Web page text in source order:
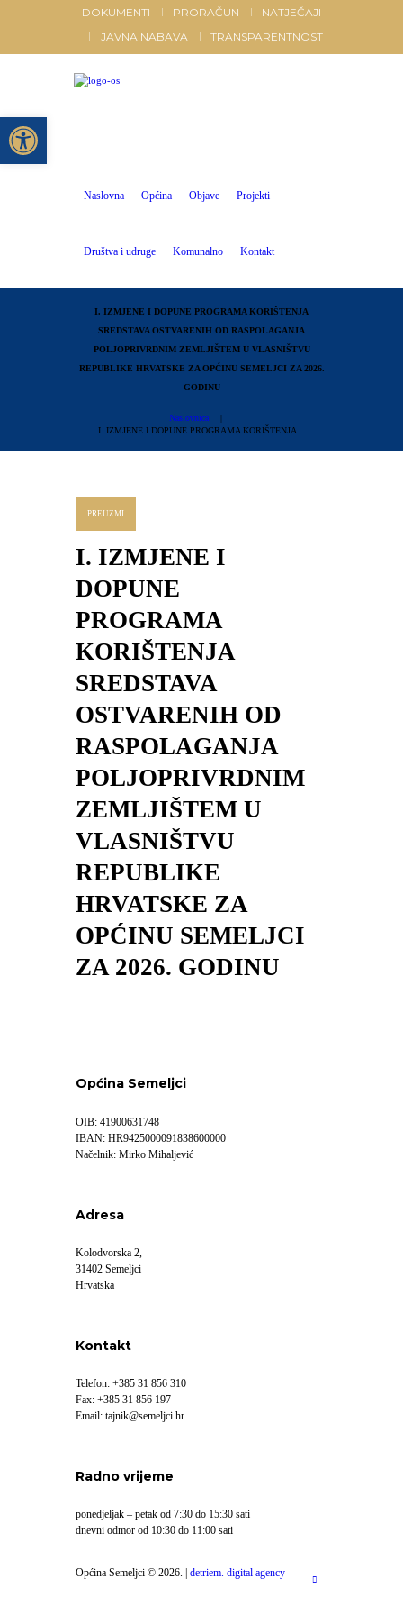
DOKUMENTI PRORAČUN
NATJEČAJI
JAVNA NABAVA
TRANSPARENTNOST
Naslovna Općina Objave Projekti
Društva i udruge Komunalno Kontakt
I. IZMJENE I DOPUNE PROGRAMA KORIŠTENJA
SREDSTAVA OSTVARENIH OD RASPOLAGANJA
POLJOPRIVRDNIM ZEMLJIŠTEM U VLASNIŠTVU
REPUBLIKE HRVATSKE ZA OPĆINU SEMELJCI ZA 2026.
GODINU
Naslovnica
I. IZMJENE I DOPUNE PROGRAMA KORIŠTENJA...
PREUZMI
I. IZMJENE I
DOPUNE
PROGRAMA
KORIŠTENJA
SREDSTAVA
OSTVARENIH OD
RASPOLAGANJA
POLJOPRIVRDNIM
ZEMLJIŠTEM U
VLASNIŠTVU
REPUBLIKE
HRVATSKE ZA
OPĆINU SEMELJCI
ZA 2026. GODINU
Općina Semeljci
OIB: 41900631748
IBAN: HR9425000091838600000
Načelnik: Mirko Mihaljević
Adresa
Kolodvorska 2,
31402 Semeljci
Hrvatska
Kontakt
Telefon: +385 31 856 310
Fax: +385 31 856 197
Email: tajnik@semeljci.hr
Radno vrijeme
ponedjeljak – petak od 7:30 do 15:30 sati
dnevni odmor od 10:30 do 11:00 sati
Općina Semeljci © 2026. | detriem. digital agency
Open toolbar